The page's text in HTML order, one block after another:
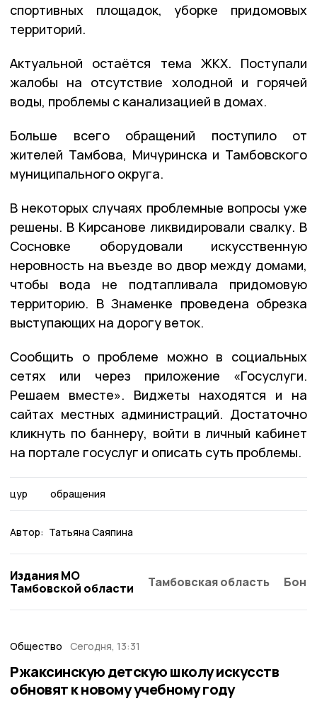
спортивных площадок, уборке придомовых
территорий.
Актуальной остаётся тема ЖКХ. Поступали
жалобы на отсутствие холодной и горячей
воды, проблемы с канализацией в домах.
Больше всего обращений поступило от
жителей Тамбова, Мичуринска и Тамбовского
муниципального округа.
В некоторых случаях проблемные вопросы уже
решены. В Кирсанове ликвидировали свалку. В
Сосновке оборудовали искусственную
неровность на въезде во двор между домами,
чтобы вода не подтапливала придомовую
территорию. В Знаменке проведена обрезка
выступающих на дорогу веток.
Сообщить о проблеме можно в социальных
сетях или через приложение «Госуслуги.
Решаем вместе». Виджеты находятся и на
сайтах местных администраций. Достаточно
кликнуть по баннеру, войти в личный кабинет
на портале госуслуг и описать суть проблемы.
цур обращения
Автор: Татьяна Саяпина
Издания МО
Тамбовской области
Тамбовская область
Общество Сегодня, 13:31
Ржаксинскую детскую школу искусств
обновят к новому учебному году